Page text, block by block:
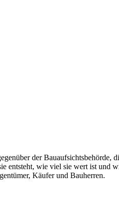
der Bauaufsichtsbehörde,
entsteht, wie viel sie wert ist und
Käufer und Bauherren.